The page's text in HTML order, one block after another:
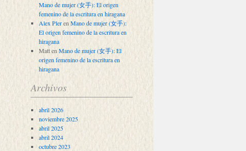
Mano de mujer (女手): El origen
femenino de la escritura en hiragana
Alex PlerenMano de mujer (女手):
El origen femenino de la escritura en
hiragana
Matten Mano de mujer (女手): El
origen femenino de la escritura en
hiragana
Archivos
abril 2026
noviembre 2025
abril 2025
abril 2024
octubre 2023